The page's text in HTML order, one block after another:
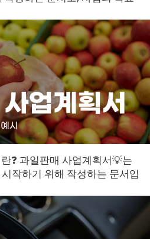
❓ 과일판매 사업계획서💡는
작하기 위해 작성하는 문서입